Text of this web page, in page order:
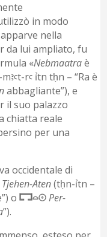
in modo
nella
da lui ampliato, fu
«Nebmaatraè
rꜥ ỉtn tḥn – “Ra è
abbagliante”), e
il suo palazzo
chiatta reale
per una
occidentale di
Tjehen-Aten(tḥn-ỉtn –
o𓉐𓏏𓇳Per-
”).